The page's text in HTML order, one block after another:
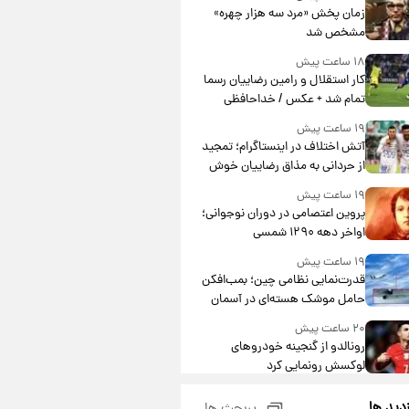
مشارکت چند درصد است؟
زمان پخش «مرد سه هزار چهره»
مشخص شد
۱۸ ساعت پیش
کار استقلال و رامین رضاییان رسما
تمام شد + عکس / خداحافظی
صمیمانه آبی ها با رامین!
۱۹ ساعت پیش
آتش اختلاف در اینستاگرام؛ تمجید
از حردانی به مذاق رضاییان خوش
نیامد+عکس
۱۹ ساعت پیش
پروین اعتصامی در دوران نوجوانی؛
اواخر دهه ۱۲۹۰ شمسی
۱۹ ساعت پیش
قدرت‌نمایی نظامی چین؛ بمب‌افکن
حامل موشک هسته‌ای در آسمان
۲۰ ساعت پیش
رونالدو از گنجینه خودروهای
لوکسش رونمایی کرد